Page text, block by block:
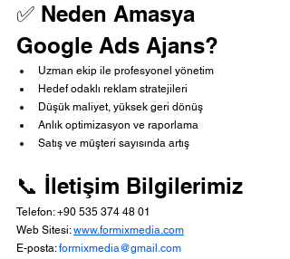
✅ Neden Amasya
Google Ads Ajans?
Uzman ekip ile profesyonel yönetim
Hedef odaklı reklam stratejileri
Düşük maliyet, yüksek geri dönüş
Anlık optimizasyon ve raporlama
Satış ve müşteri sayısında artış
📞 İletişim Bilgilerimiz
Telefon: +90 535 374 48 01
Web Sitesi: www.formixmedia.com
E-posta: formixmedia@gmail.com